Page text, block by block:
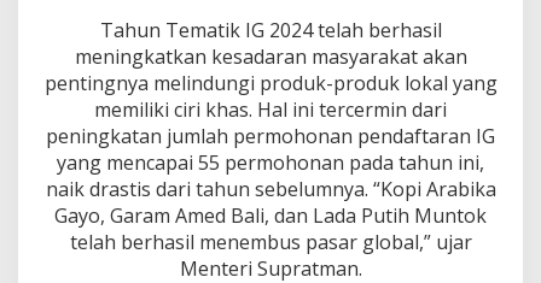
a
d
a
H
a
k
C
i
p
t
a
d
Tahun Tematik IG 2024 telah berhasil
meningkatkan kesadaran masyarakat akan
pentingnya melindungi produk-produk lokal yang
memiliki ciri khas. Hal ini tercermin dari
peningkatan jumlah permohonan pendaftaran IG
yang mencapai 55 permohonan pada tahun ini,
naik drastis dari tahun sebelumnya. “Kopi Arabika
Gayo, Garam Amed Bali, dan Lada Putih Muntok
telah berhasil menembus pasar global,” ujar
Menteri Supratman.